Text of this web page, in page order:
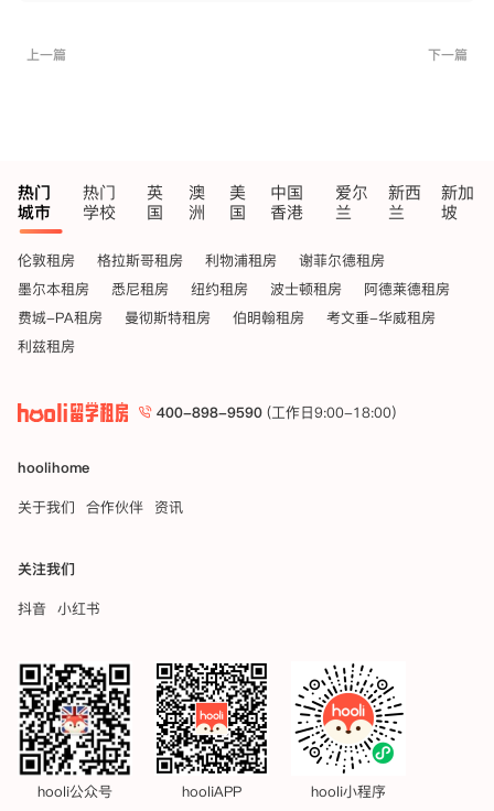
上一篇 下一篇
热门
城市
热门
学校
英
国
澳
洲
美
国
中国
香港
爱尔
兰
新西
兰
新加
坡
伦敦租房 格拉斯哥租房 利物浦租房
谢菲尔德租房
墨尔本租房
悉尼租房 纽约租房 波士顿租房
阿德莱德租房
费城-PA租房
曼彻斯特租房 伯明翰租房
考文垂-华威租房
利兹租房
400-898-9590 (工作日9:00-18:00)
hoolihome
关于我们
合作伙伴 资讯
关注我们
抖音
小红书
hooli公众号 hooliAPP hooli小程序